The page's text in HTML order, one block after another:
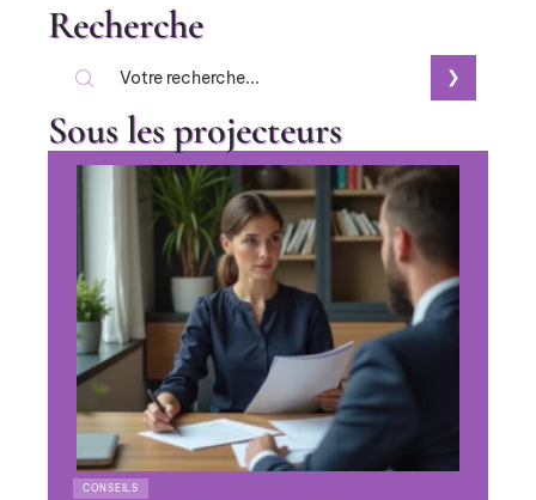
Recherche
Sous les projecteurs
CONSEILS